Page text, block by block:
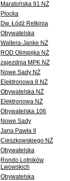
Maratońska 91 NŻ
Plocka
Dw. Łódź Retkinia
Obywatelska
Waltera-Janke NŻ
ROD Olimpijka NŻ
zajezdnia MPK NŻ
Nowe Sady NŻ
Elektronowa 8 NŻ
Obywatelska NŻ
Elektronowa NŻ
Obywatelska 106
Nowe Sady
Jana Pawła II
Cieszkowskiego NŻ
Obywatelska
Rondo Lotników
Lwowskich
Obywatelska